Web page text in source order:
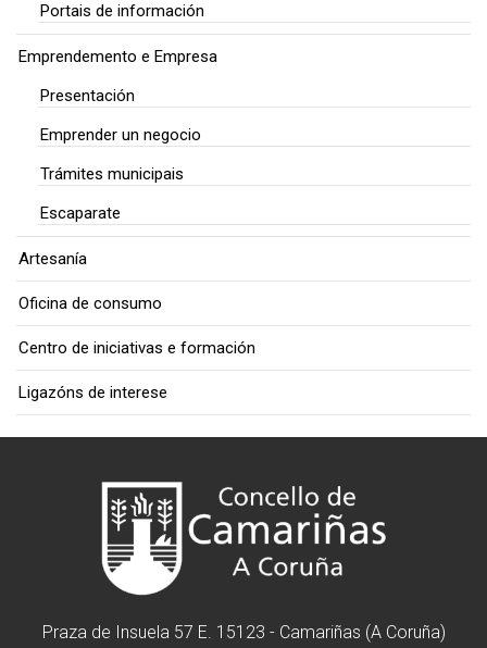
Portais de información
Emprendemento e Empresa
Presentación
Emprender un negocio
Trámites municipais
Escaparate
Artesanía
Oficina de consumo
Centro de iniciativas e formación
Ligazóns de interese
Praza de Insuela 57 E. 15123 - Camariñas (A Coruña)